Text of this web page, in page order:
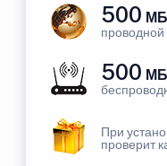
500
проводной
500
При
проверит